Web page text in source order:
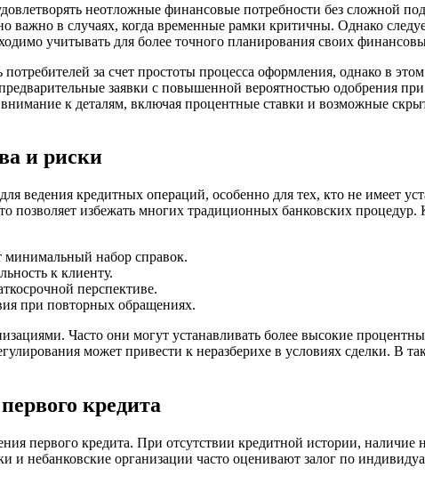
неотложные финансовые потребности без сложной
важно в случаях, когда временные рамки критичны. Однако
учитывать для более точного планирования своих
за счет простоты процесса оформления, однако в
заявки с повышенной вероятностью одобрения
к деталям, включая процентные ставки и возможные
и риски
ведения кредитных операций, особенно для тех, кто не имеет
позволяет избежать многих традиционных банковских
минимальный набор справок.
к клиенту.
перспективе.
при повторных обращениях.
Часто они могут устанавливать более высокие
может привести к неразберихе в условиях сделки. В
кредита
первого кредита. При отсутствии кредитной истории, наличие
и небанковские организации часто оценивают залог по